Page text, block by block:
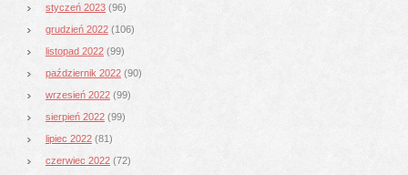
styczeń 2023 (96)
grudzień 2022 (106)
listopad 2022 (99)
październik 2022 (90)
wrzesień 2022 (99)
sierpień 2022 (99)
lipiec 2022 (81)
czerwiec 2022 (72)